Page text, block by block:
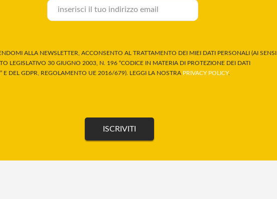
ALLA NEWSLETTER, ACCONSENTO AL TRATTAMENTO DEI MIEI DATI PERSONALI (AI SENSI
LEGISLATIVO 30 GIUGNO 2003, N. 196 “CODICE IN MATERIA DI PROTEZIONE DEI DATI
E DEL GDPR, REGOLAMENTO UE 2016/679). LEGGI LA NOSTRA PRIVACY POLICY.